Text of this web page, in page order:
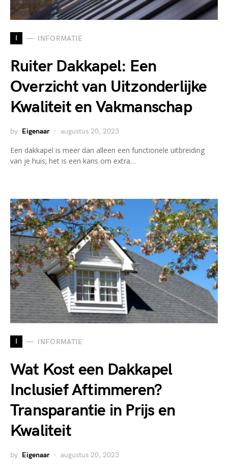
I INFORMATIE
Ruiter Dakkapel: Een
Overzicht van Uitzonderlijke
Kwaliteit en Vakmanschap
by Eigenaar augustus 20, 2023
Een dakkapel is meer dan alleen een functionele uitbreiding
van je huis; het is een kans om extra…
I INFORMATIE
Wat Kost een Dakkapel
Inclusief Aftimmeren?
Transparantie in Prijs en
Kwaliteit
by Eigenaar augustus 20, 2023